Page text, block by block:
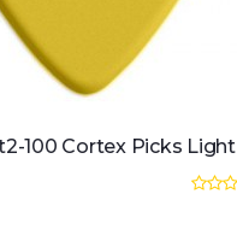
100 Cortex Picks Light